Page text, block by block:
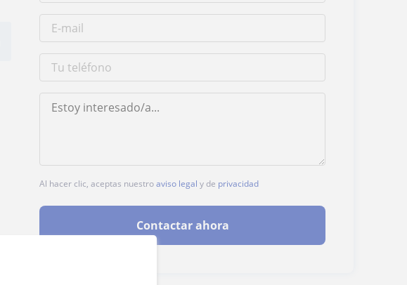
Al hacer clic, aceptas nuestroaviso legal y de privacidad
Contactar ahora